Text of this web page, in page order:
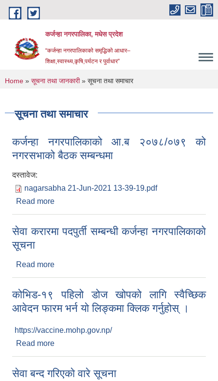
Skip to main content
कर्जन्हा नगरपालिका, मधेस प्रदेश
“कर्जन्हा नगरपालिकाको समृद्धिको आधार–
शिक्षा,स्वास्थ्य,कृषि,पर्यटन र पुर्वाधार”
You are here
Home » सूचना तथा जानकारी» सूचना तथा समाचार
सूचना तथा समाचार
कर्जन्हा नगरपालिकाको आ.ब २०७८/०७९ को
नगरसभाको बैठक सम्बन्धमा
दस्तावेज:
nagarsabha 21-Jun-2021 13-39-19.pdf
Read more
सेवा करारमा पदपुर्ती सम्बन्धी कर्जन्हा नगरपालिकाकाे
सूचना
Read more
कोभिड-१९ पहिलो डोज खोपको लागि स्वैच्छिक
आवेदन फारम भर्न याे लिङ्कमा क्लिक गर्नुहोस् ।
https://vaccine.mohp.gov.np/
Read more
सेवा बन्द गरिएकाे वारे सूचना